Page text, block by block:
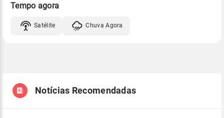
Tempo agora
Satélite Chuva Agora
Notícias Recomendadas